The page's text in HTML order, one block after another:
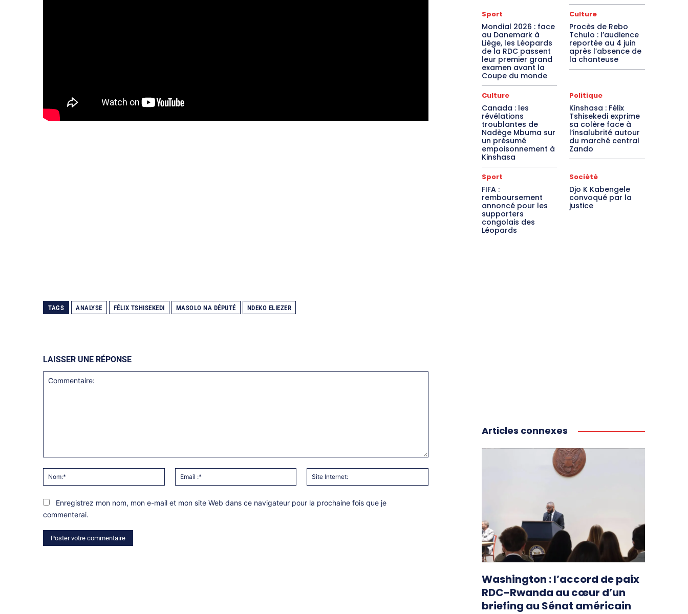
TAGS ANALYSE FÉLIX TSHISEKEDI MASOLO NA DÉPUTÉ NDEKO ELIEZER
LAISSER UNE RÉPONSE
Nom:*
Email
:*
Internet:
Enregistrez mon nom, mon e-mail et mon site Web dans ce navigateur pour la prochaine fois que je
commenterai.
Sport
Mondial 2026 : face
au Danemark à
Liège, les Léopards
de la RDC passent
leur premier grand
examen avant la
Coupe du monde
Culture
Procès de Rebo
Tchulo : l’audience
reportée au 4 juin
après l’absence de
la chanteuse
Culture
Canada : les
révélations
troublantes de
Nadège Mbuma sur
un présumé
empoisonnement à
Kinshasa
Politique
Kinshasa : Félix
Tshisekedi exprime
sa colère face à
l’insalubrité autour
du marché central
Zando
Sport
FIFA :
remboursement
annoncé pour les
supporters
congolais des
Léopards
Société
Djo K Kabengele
convoqué par la
justice
Articles connexes
Washington : l’accord de paix
RDC-Rwanda au cœur d’un
briefing au Sénat américain